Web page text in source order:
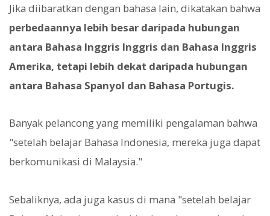
Jika diibaratkan dengan bahasa lain, dikatakan bahwa
perbedaannya lebih besar daripada hubungan
antara Bahasa Inggris Inggris dan Bahasa Inggris
Amerika, tetapi lebih dekat daripada hubungan
antara Bahasa Spanyol dan Bahasa Portugis.
Banyak pelancong yang memiliki pengalaman bahwa
"setelah belajar Bahasa Indonesia, mereka juga dapat
berkomunikasi di Malaysia."
Sebaliknya, ada juga kasus di mana "setelah belajar